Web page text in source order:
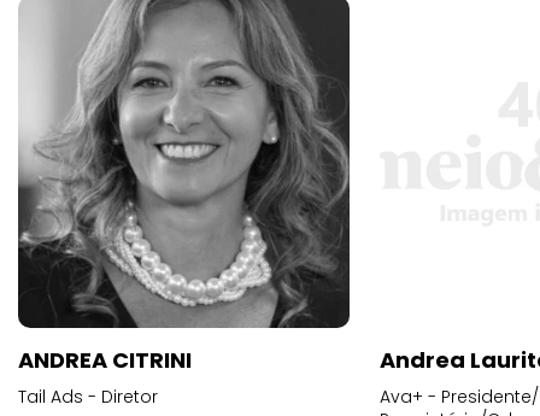
ANDREA CITRINI
Tail Ads - Diretor
Andrea
Ava+ -